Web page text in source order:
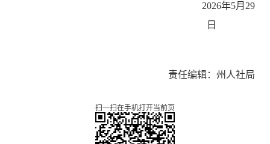
2026年5月 29
日
责任编辑：州人社局
扫一扫在手机打开当前页